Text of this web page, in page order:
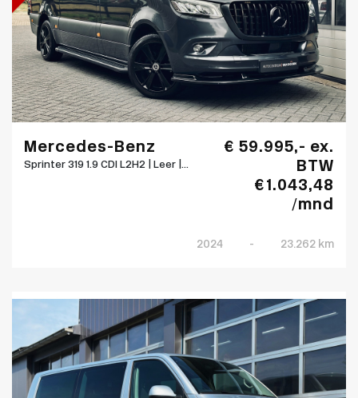
Mercedes-Benz
Sprinter 319 1.9 CDI L2H2 | Leer |...
€ 59.995,- ex.
BTW
€ 1.043,48
/mnd
2024 - 23.262 km